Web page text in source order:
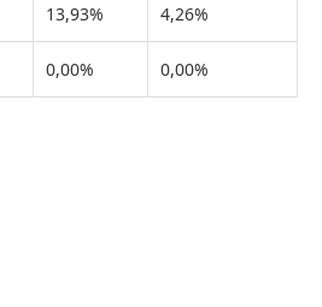
13,93% 4,26%
0,00% 0,00%